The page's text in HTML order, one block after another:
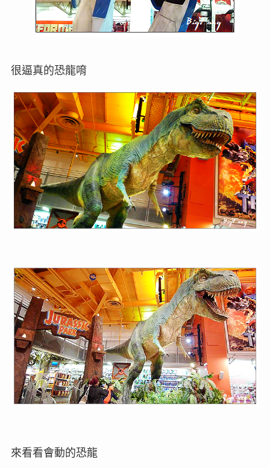
很逼真的恐龍唷
來看看會動的恐龍